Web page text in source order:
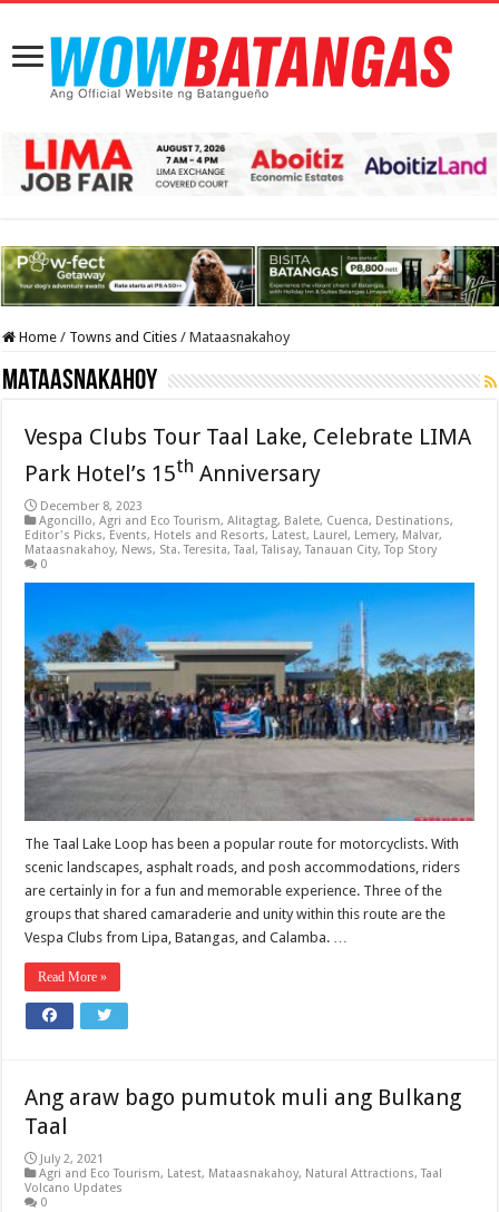
Home / Towns and Cities / Mataasnakahoy
Mataasnakahoy
Vespa Clubs Tour Taal Lake, Celebrate LIMA
Park Hotel’s 15th Anniversary
December 8, 2023
Agoncillo,Agri and Eco Tourism,Alitagtag, Balete, Cuenca, Destinations,
Editor's Picks, Events, Hotels and Resorts, Latest, Laurel, Lemery, Malvar,
Mataasnakahoy, News, Sta. Teresita,Taal,Talisay,Tanauan City,Top Story
0
The Taal Lake Loop has been a popular route for motorcyclists. With
scenic landscapes, asphalt roads, and posh accommodations, riders
are certainly in for a fun and memorable experience. Three of the
groups that shared camaraderie and unity within this route are the
Vespa Clubs from Lipa, Batangas, and Calamba. …
Read More »
Ang araw bago pumutok muli ang Bulkang
Taal
July 2, 2021
Agri and Eco Tourism, Latest, Mataasnakahoy, Natural Attractions,Taal
Volcano Updates
0